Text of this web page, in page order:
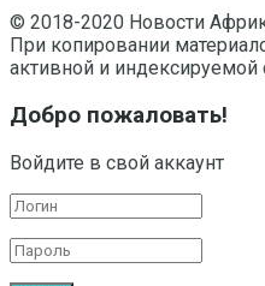
© 2018-2020 Новости
При копировании
активной и индексируемой
Добро пожаловать!
Войдите в свой аккаунт